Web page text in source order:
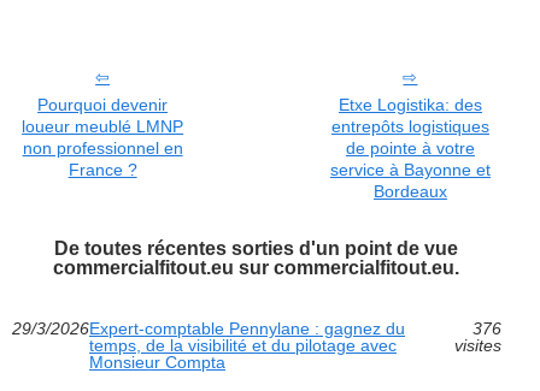
Pourquoi devenir
loueur meublé LMNP
non professionnel en
France ?
Etxe Logistika: des
entrepôts logistiques
de pointe à votre
service à Bayonne et
Bordeaux
De toutes récentes sorties d'un point de vue
commercialfitout.eu sur commercialfitout.eu.
29/3/2026Expert-comptable Pennylane : gagnez du
temps, de la visibilité et du pilotage avec
Monsieur Compta
376
visites